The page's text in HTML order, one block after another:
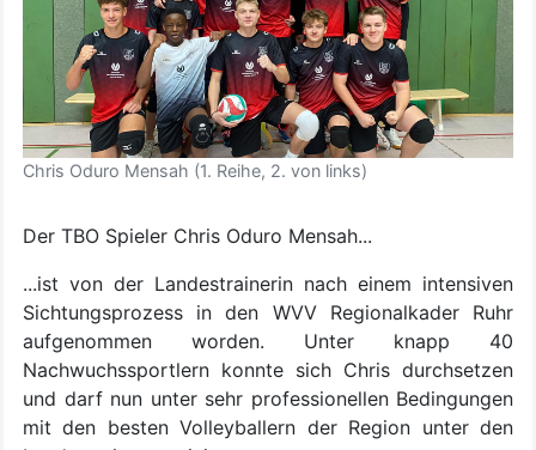
Chris Oduro Mensah (1. Reihe, 2. von links)
Der TBO Spieler Chris Oduro Mensah...
...ist von der Landestrainerin nach einem intensiven
Sichtungsprozess in den WVV Regionalkader Ruhr
aufgenommen worden. Unter knapp 40
Nachwuchssportlern konnte sich Chris durchsetzen
und darf nun unter sehr professionellen Bedingungen
mit den besten Volleyballern der Region unter den